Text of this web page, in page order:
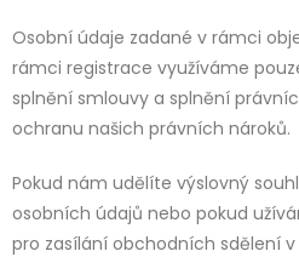
Osobní údaje zadané v rámci
rámci registrace využíváme
splnění smlouvy a splnění
ochranu našich právních nároků.
Pokud nám udělíte výslovný
osobních údajů nebo pokud
pro zasílání obchodních sdělení